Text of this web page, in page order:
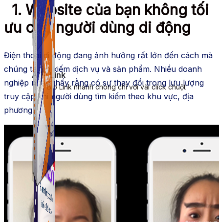
ATP Link
Tạo Bio Link nhanh chóng chỉ với vài click chuột
1. Website của bạn không tối
ưu cho người dùng di động
Điện thoại di động đang ảnh hưởng rất lớn đến cách mà
chúng ta tìm kiếm dịch vụ và sản phẩm. Nhiều doanh
nghiệp nhận thấy rằng có sự thay đổi trong lưu lượng
truy cập khi người dùng tìm kiếm theo khu vực, địa
phương.